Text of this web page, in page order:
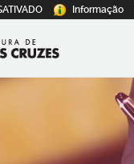
Informação